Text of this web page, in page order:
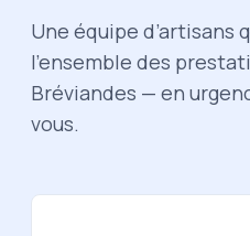
Une équipe d’artisans
l’ensemble des
Bréviandes — en
vous.